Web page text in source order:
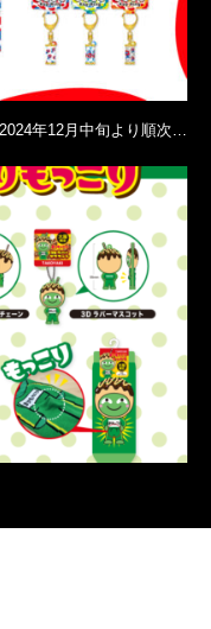
年12月中旬より順次…